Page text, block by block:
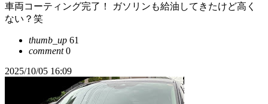
車両コーティング完了！ ガソリンも給油してきたけど高く
ない？笑
thumb_up 61
comment0
2025/10/05 16:09